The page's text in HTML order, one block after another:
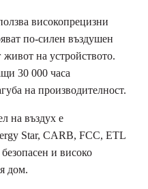
високопрецизни
по-силен въздушен
на устройството.
30 000 часа
на производителност.
на въздух е
Star, CARB, FCC, ETL
и високо
дом.